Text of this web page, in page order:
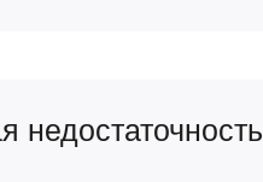
недостаточность